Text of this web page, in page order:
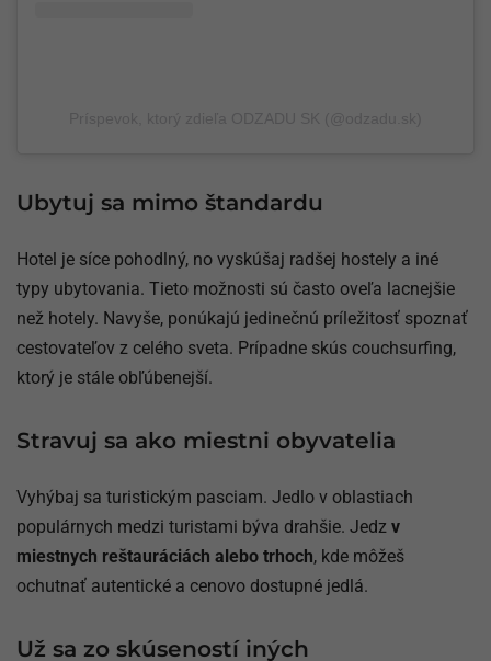
Ubytuj sa mimo štandardu
Hotel je síce pohodlný, no vyskúšaj radšej hostely a iné
typy ubytovania. Tieto možnosti sú často oveľa lacnejšie
než hotely. Navyše, ponúkajú jedinečnú príležitosť spoznať
cestovateľov z celého sveta. Prípadne skús couchsurfing,
ktorý je stále obľúbenejší.
Stravuj sa ako miestni obyvatelia
Vyhýbaj sa turistickým pasciam. Jedlo v oblastiach
populárnych medzi turistami býva drahšie. Jedz v
miestnych reštauráciách alebo trhoch, kde môžeš
ochutnať autentické a cenovo dostupné jedlá.
Už sa zo skúseností iných